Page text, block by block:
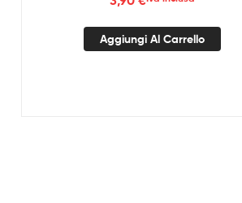
Aggiungi Al Carrello